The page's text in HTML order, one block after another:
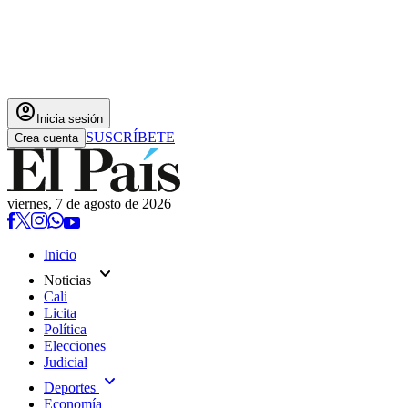
account_circle Inicia sesión
Crea cuenta SUSCRÍBETE
viernes, 7 de agosto de 2026
Inicio
Noticias expand_more
Cali
Licita
Política
Elecciones
Judicial
Deportes expand_more
Economía